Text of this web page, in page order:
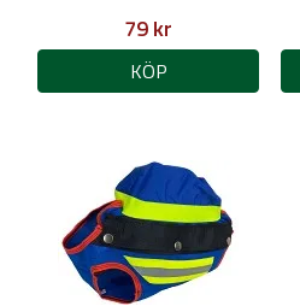
79 kr
KÖP